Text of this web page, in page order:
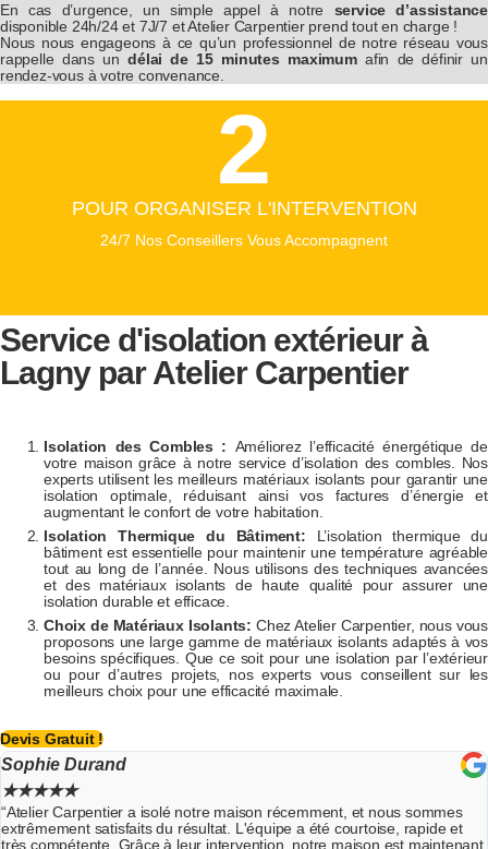
En cas d’urgence, un simple appel à notre service d’assistance
disponible 24h/24 et 7J/7 et Atelier Carpentier prend tout en charge !
Nous nous engageons à ce qu’un professionnel de notre réseau vous
rappelle dans undélai de 15 minutes maximumafin de définir un
rendez-vous à votre convenance.
POUR ORGANISER L'INTERVENTION
2
24/7 Nos Conseillers Vous Accompagnent
Service d'isolation extérieur à
Lagnypar Atelier Carpentier
Isolation des Combles : Améliorez l’efficacité énergétique de
votre maison grâce à notre service d’isolation des combles. Nos
experts utilisent les meilleurs matériaux isolants pour garantir une
isolation optimale, réduisant ainsi vos factures d’énergie et
augmentant le confort de votre habitation.
Isolation Thermique du Bâtiment: L’isolation thermique du
bâtiment est essentielle pour maintenir une température agréable
tout au long de l’année. Nous utilisons des techniques avancées
et des matériaux isolants de haute qualité pour assurer une
isolation durable et efficace.
Choix de Matériaux Isolants: Chez Atelier Carpentier, nous vous
proposons une large gamme de matériaux isolants adaptés à vos
besoins spécifiques. Que ce soit pour une isolation par l’extérieur
ou pour d’autres projets, nos experts vous conseillent sur les
meilleurs choix pour une efficacité maximale.
Devis Gratuit !
Mme Rousseau
★★★
“L’isolation réalisée par Atelier Carpentier a été de très bonne
Leur équipe a fait preuve de compétence et a respecté les délais.
sommes très contents du résultat.”